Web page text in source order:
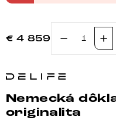
€ 4 859
množstvo
pohovka
310x200
cm
Nemecká
originalita